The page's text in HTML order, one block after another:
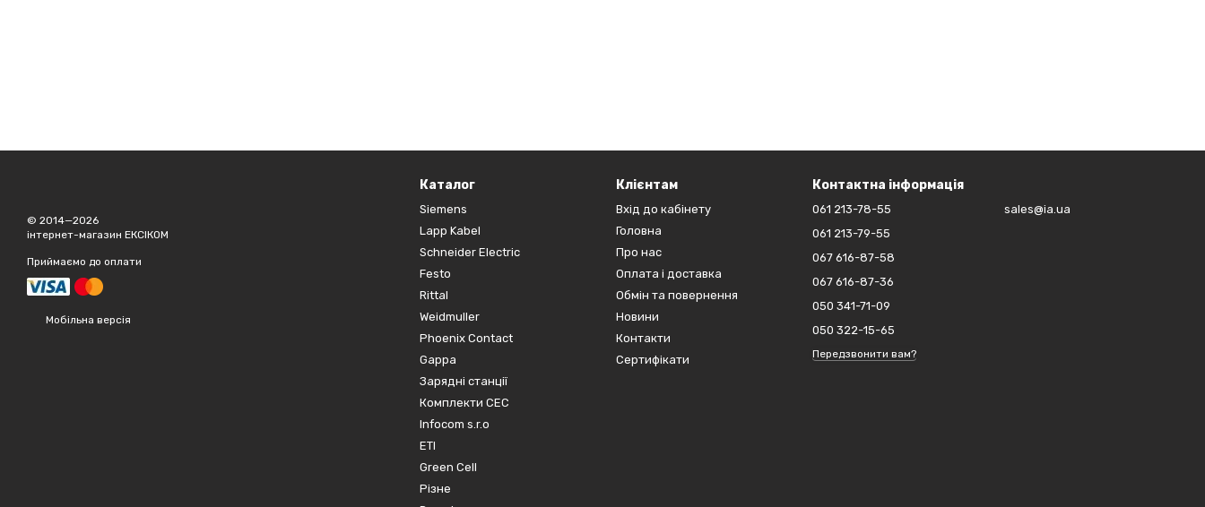
© 2014—2026
інтернет-магазин ЕКСІКОМ
Приймаємо до оплати
Мобільна версія
Каталог
Siemens
Lapp Kabel
Schneider Electric
Festo
Rittal
Weidmuller
Phoenix Contact
Gappa
Зарядні станції
Комплекти СЕС
Infocom s.r.o
ETI
Green Cell
Різне
Клієнтам
Вхід до кабінету
Головна
Про нас
Оплата і доставка
Обмін та повернення
Новини
Контакти
Сертифікати
Контактна інформація
061 213-78-55
061 213-79-55
067 616-87-58
067 616-87-36
050 341-71-09
050 322-15-65
Передзвонити вам?
sales@ia.ua